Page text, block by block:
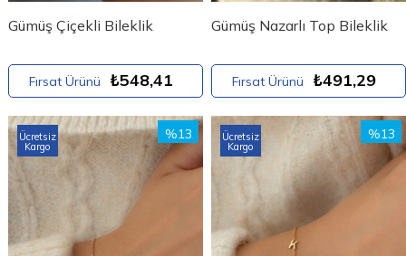
Gümüş Çiçekli Bileklik
Fırsat Ürünü ₺548,41
Gümüş Nazarlı Top Bileklik
Fırsat Ürünü ₺491,29
%13
Ücretsiz
Kargo
%13
Ücretsiz
Kargo